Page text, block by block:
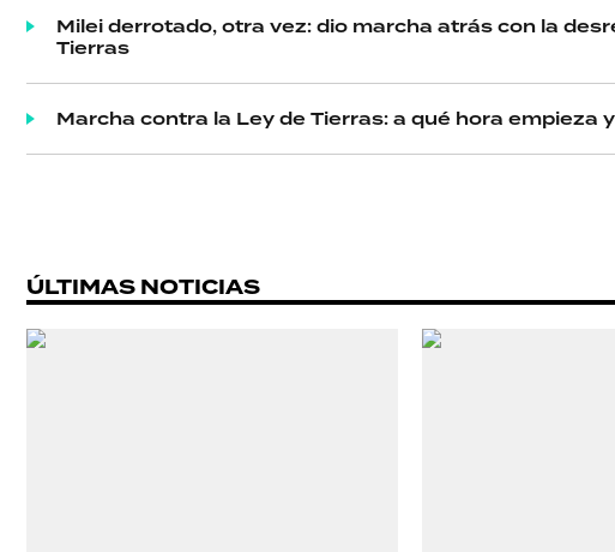
Milei derrotado, otra vez: dio marcha atrás con la
Tierras
Marcha contra la Ley de Tierras: a qué hora empieza
ÚLTIMAS NOTICIAS
SALUD
DEPORTES